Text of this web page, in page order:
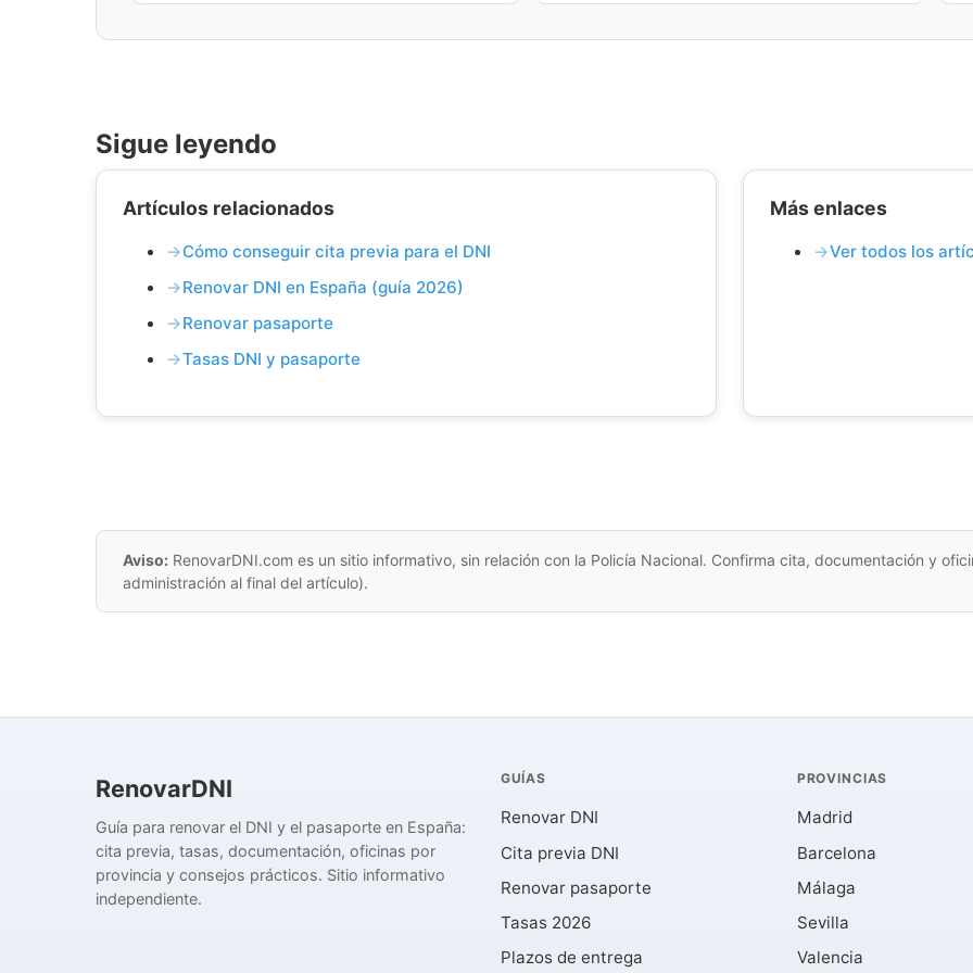
Sigue leyendo
Artículos relacionados
Cómo conseguir cita previa para el DNI
Renovar DNI en España (guía 2026)
Renovar pasaporte
Tasas DNI y pasaporte
Más enlaces
Ver todos los
Aviso: RenovarDNI.com es un sitio informativo, sin relación con la Policía Nacional. Confirma cita, documentación y
administración al final del artículo).
RenovarDNI
Guía para renovar el DNI y el pasaporte en España:
cita previa, tasas, documentación, oficinas por
provincia y consejos prácticos. Sitio informativo
independiente.
GUÍAS
Renovar DNI
Cita previa DNI
Renovar pasaporte
Tasas 2026
Plazos de entrega
PROVINCIAS
Madrid
Barcelona
Málaga
Sevilla
Valencia